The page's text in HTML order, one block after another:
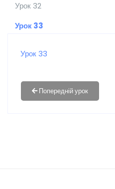
Урок 32
Урок 33
Урок 33